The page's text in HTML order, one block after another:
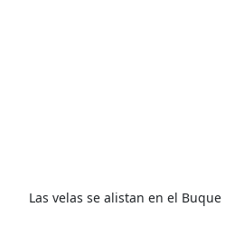
Las velas se alistan en el